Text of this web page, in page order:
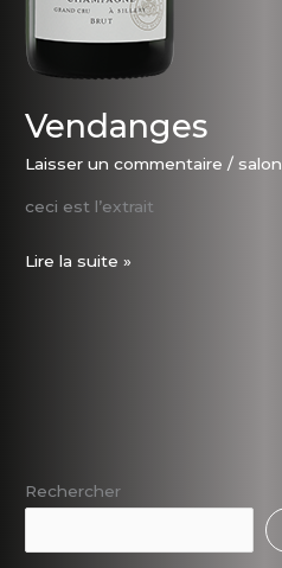
Vendanges
Laisser un commentaire / salon
ceci est l’extrait
Lire la suite »
Rechercher